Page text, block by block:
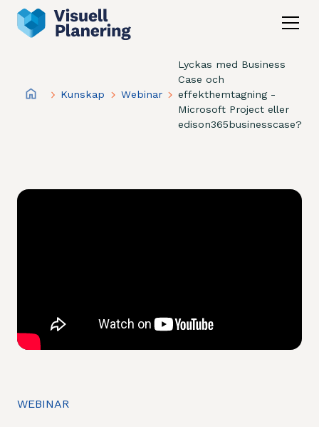
Kunskap Webinar
Lyckas med Business
Case och
effekthemtagning -
Microsoft Project eller
edison365businesscase?
WEBINAR